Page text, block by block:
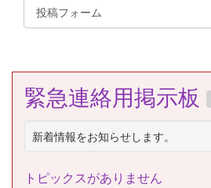
投稿フォーム
緊急連絡用掲示板
新着情報をお知らせします。
トピックスがありません